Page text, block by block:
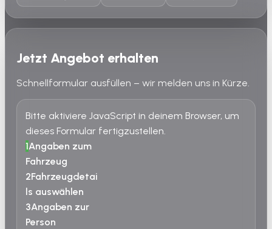
Jetzt Angebot erhalten
Schnellformular ausfüllen – wir melden uns in Kürze.
Bitte aktiviere JavaScript in deinem Browser, um
dieses Formular fertigzustellen.
1Angaben zum
Fahrzeug
2Fahrzeugdetai
ls auswählen
3Angaben zur
Person